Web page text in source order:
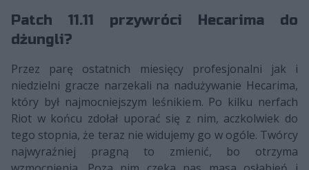
Patch 11.11 przywróci Hecarima do
dżungli?
Przez parę ostatnich miesięcy profesjonalni jak i
niedzielni gracze narzekali na nadużywanie Hecarima,
który był najmocniejszym leśnikiem. Po kilku nerfach
Riot w końcu zdołał uporać się z nim, aczkolwiek do
tego stopnia, że teraz nie widujemy go w ogóle. Twórcy
najwyraźniej pragną to zmienić, bo otrzyma